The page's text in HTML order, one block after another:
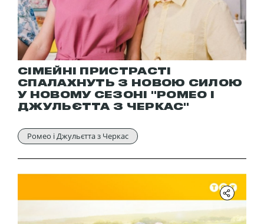
СІМЕЙНІ ПРИСТРАСТІ
СПАЛАХНУТЬ З НОВОЮ СИЛОЮ
У НОВОМУ СЕЗОНІ "РОМЕО І
ДЖУЛЬЄТТА З ЧЕРКАС"
Ромео і Джульєтта з Черкас